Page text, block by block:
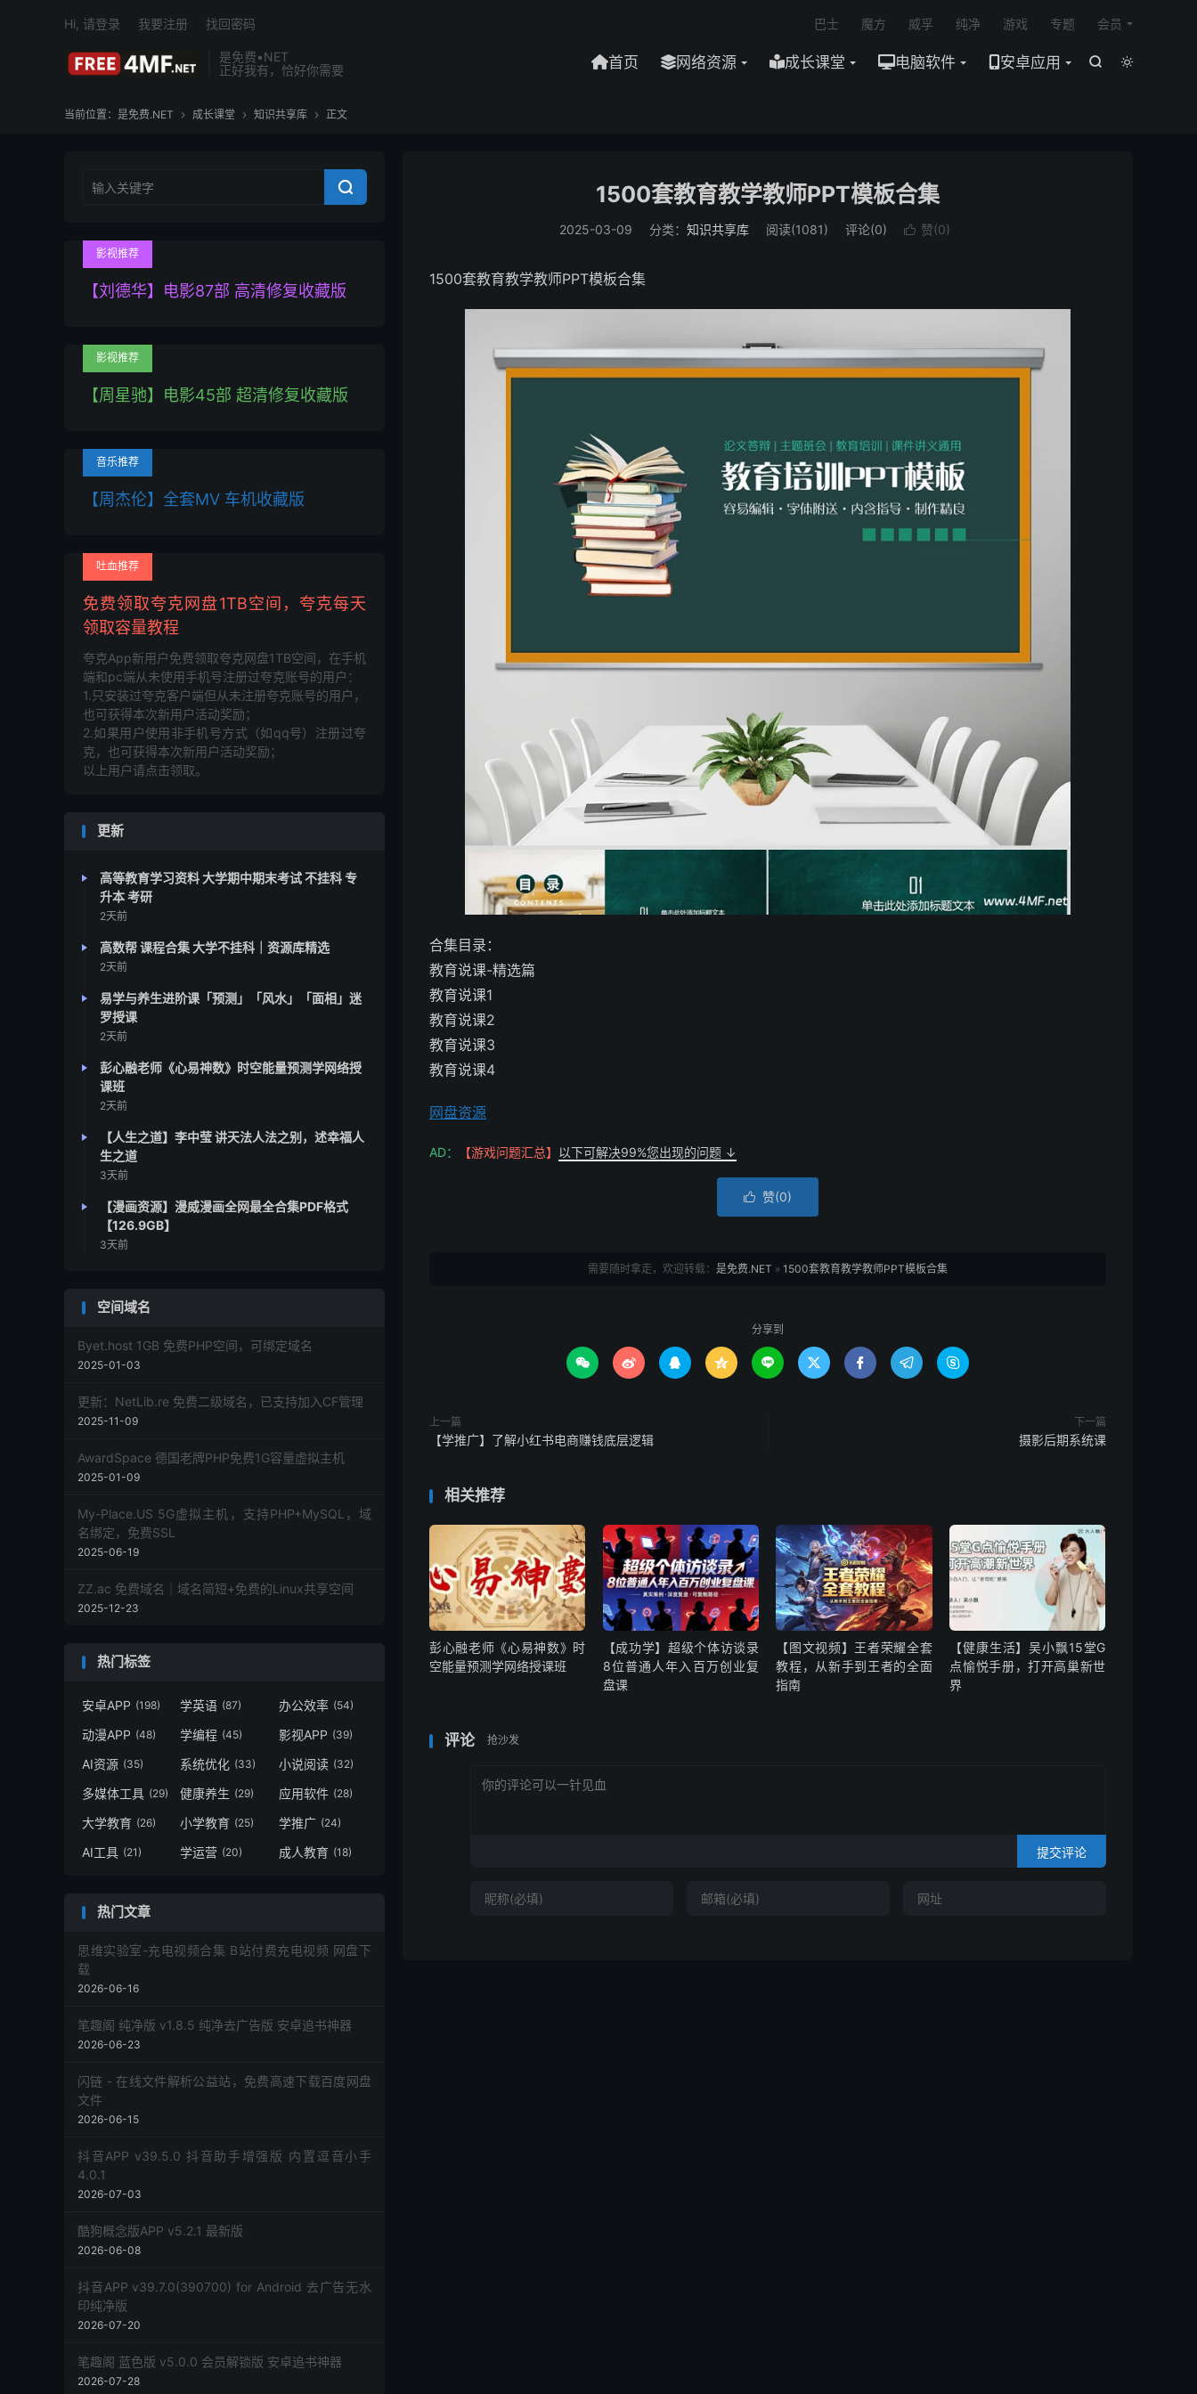
是免费•NET
正好我有，恰好你需要


首页 网络资源 成长课堂 电脑软件 安卓应用
巴士 魔方 威孚 纯净 游戏 专题 会员
Hi, 请登录 我要注册 找回密码
当前位置： 是免费.NET  成长课堂  知识共享库  正文
1500套教育教学教师PPT模板合集
2025-03-09 分类： 知识共享库 阅读(1081) 评论(0)  赞(0)
1500套教育教学教师PPT模板合集
合集目录：
教育说课-精选篇
教育说课1
教育说课2
教育说课3
教育说课4
网盘资源
AD： 【游戏问题汇总】 以下可解决99%您出现的问题 ↓
 赞(0)
需要随时拿走，欢迎转载： 是免费.NET » 1500套教育教学教师PPT模板合集
分享到
        
上一篇
【学推广】了解小红书电商赚钱底层逻辑
下一篇
摄影后期系统课
相关推荐
彭心融老师《心易神数》时
空能量预测学网络授课班
【成功学】超级个体访谈录
8位普通人年入百万创业复
盘课
【图文视频】王者荣耀全套
教程，从新手到王者的全面
指南
【健康生活】吴小飘15堂G
点愉悦手册，打开高巢新世
界
评论 抢沙发
提交评论

影视推荐
【刘德华】电影87部 高清修复收藏版
影视推荐
【周星驰】电影45部 超清修复收藏版
音乐推荐
【周杰伦】全套MV 车机收藏版
吐血推荐
免费领取夸克网盘1TB空间，夸克每天
领取容量教程
夸克App新用户免费领取夸克网盘1TB空间，在手机
端和pc端从未使用手机号注册过夸克账号的用户：
1.只安装过夸克客户端但从未注册夸克账号的用户，
也可获得本次新用户活动奖励；
2.如果用户使用非手机号方式（如qq号）注册过夸
克，也可获得本次新用户活动奖励；
以上用户请点击领取。
更新
高等教育学习资料 大学期中期末考试 不挂科 专
升本 考研
2天前
高数帮 课程合集 大学不挂科｜资源库精选
2天前
易学与养生进阶课「预测」「风水」「面相」迷
罗授课
2天前
彭心融老师《心易神数》时空能量预测学网络授
课班
2天前
【人生之道】李中莹 讲天法人法之别，述幸福人
生之道
3天前
【漫画资源】漫威漫画全网最全合集PDF格式
【126.9GB】
3天前
空间域名
Byet.host 1GB 免费PHP空间，可绑定域名
2025-01-03
更新：NetLib.re 免费二级域名，已支持加入CF管理
2025-11-09
AwardSpace 德国老牌PHP免费1G容量虚拟主机
2025-01-09
My-Place.US 5G虚拟主机，支持PHP+MySQL，域
名绑定，免费SSL
2025-06-19
ZZ.ac 免费域名｜域名简短+免费的Linux共享空间
2025-12-23
热门标签
安卓APP (198) 学英语 (87) 办公效率 (54)
动漫APP (48) 学编程 (45) 影视APP (39)
AI资源 (35) 系统优化 (33) 小说阅读 (32)
多媒体工具 (29) 健康养生 (29) 应用软件 (28)
大学教育 (26) 小学教育 (25) 学推广 (24)
AI工具 (21) 学运营 (20) 成人教育 (18)
热门文章
思维实验室-充电视频合集 B站付费充电视频 网盘下
载
2026-06-16
笔趣阁 纯净版 v1.8.5 纯净去广告版 安卓追书神器
2026-06-23
闪链 - 在线文件解析公益站，免费高速下载百度网盘
文件
2026-06-15
抖音APP v39.5.0 抖音助手增强版 内置逗音小手
4.0.1
2026-07-03
酷狗概念版APP v5.2.1 最新版
2026-06-08
抖音APP v39.7.0(390700) for Android 去广告无水
印纯净版
2026-07-20
笔趣阁 蓝色版 v5.0.0 会员解锁版 安卓追书神器
2026-07-28